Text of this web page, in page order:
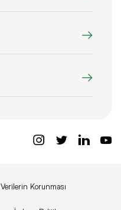
Korunması